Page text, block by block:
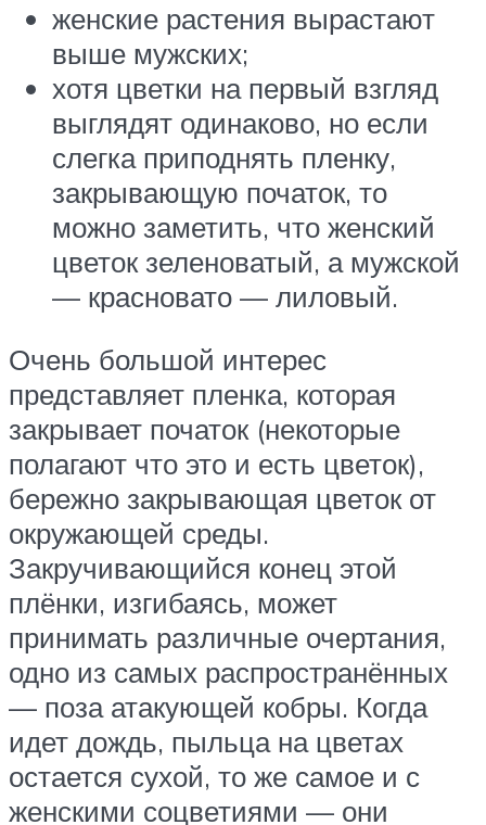
женские растения вырастают
выше мужских;
хотя цветки на первый взгляд
выглядят одинаково, но если
слегка приподнять пленку,
закрывающую початок, то
можно заметить, что женский
цветок зеленоватый, а мужской
— красновато — лиловый.
Очень большой интерес
представляет пленка, которая
закрывает початок (некоторые
полагают что это и есть цветок),
бережно закрывающая цветок от
окружающей среды.
Закручивающийся конец этой
плёнки, изгибаясь, может
принимать различные очертания,
одно из самых распространённых
— поза атакующей кобры. Когда
идет дождь, пыльца на цветах
остается сухой, то же самое и с
женскими соцветиями — они